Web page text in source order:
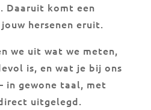
Daaruit komt een
hersenen eruit.
we uit wat we meten,
is, en wat je bij ons
in gewone taal, met
uitgelegd.